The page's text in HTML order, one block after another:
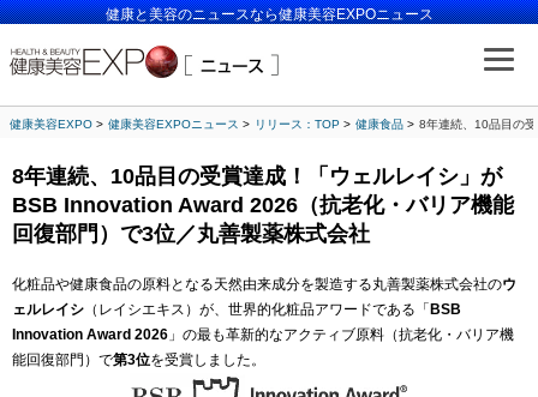
健康と美容のニュースなら健康美容EXPOニュース
健康美容EXPO 健康美容EXPOニュース リリース：TOP 健康食品 8年連続、10品目の
8年連続、10品目の受賞達成！「ウェルレイシ」が
BSB Innovation Award 2026（抗老化・バリア機能
回復部門）で3位／丸善製薬株式会社
化粧品や健康食品の原料となる天然由来成分を製造する丸善製薬株式会社のウ
ェルレイシ （レイシエキス）が、世界的化粧品アワードである「 BSB
Innovation Award 2026 」の最も革新的なアクティブ原料（抗老化・バリア機
能回復部門）で第3位を受賞しました。